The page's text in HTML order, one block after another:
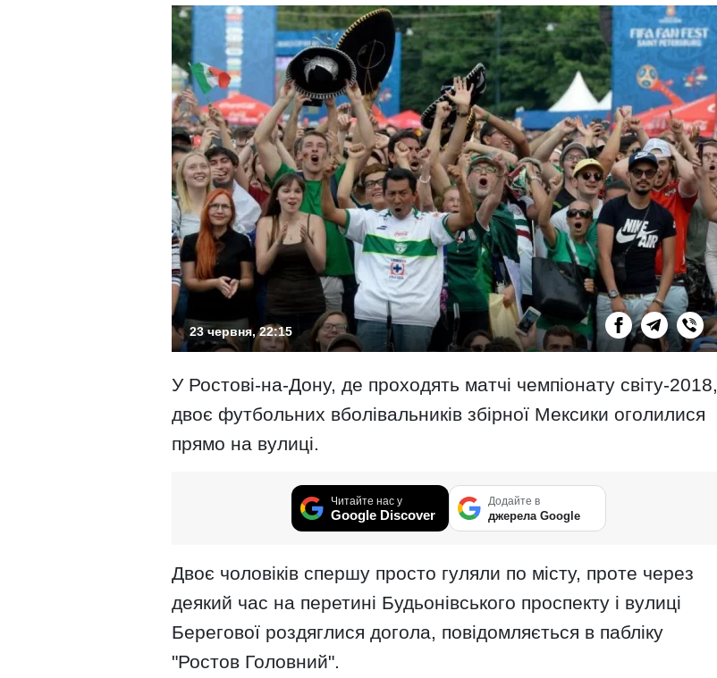
23 червня, 22:15
У Ростові-на-Дону, де проходять матчі чемпіонату світу-2018,
двоє футбольних вболівальників збірної Мексики оголилися
прямо на вулиці.
Читайте нас у
Google Discover
Додайте в
джерела Google
Двоє чоловіків спершу просто гуляли по місту, проте через
деякий час на перетині Будьонівського проспекту і вулиці
Берегової роздяглися догола, повідомляється в пабліку
"Ростов Головний".